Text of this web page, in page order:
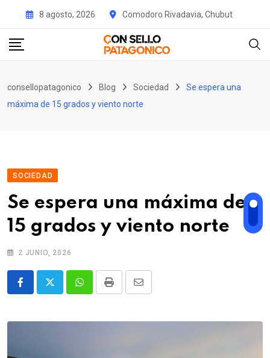
content
8 agosto, 2026 Comodoro Rivadavia, Chubut
consellopatagonico Blog Sociedad
Se espera una
máxima de 15 grados y viento norte
SOCIEDAD
Se espera una máxima de
15 grados y viento norte
2 JUNIO, 2026
WhatsappPrint
Share
Email